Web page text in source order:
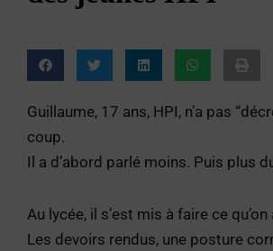
Guillaume, 17 ans, HPI, n’a pas
coup.
Il a d’abord parlé moins. Puis plus
Au lycée, il s’est mis à faire ce
Les devoirs rendus, une posture